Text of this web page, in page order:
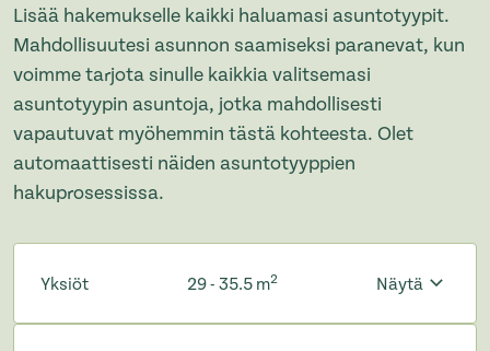
Lisää hakemukselle kaikki haluamasi asuntotyypit.
Mahdollisuutesi asunnon saamiseksi paranevat, kun
voimme tarjota sinulle kaikkia valitsemasi
asuntotyypin asuntoja, jotka mahdollisesti
vapautuvat myöhemmin tästä kohteesta. Olet
automaattisesti näiden asuntotyyppien
hakuprosessissa.
Yksiöt 29 - 35.5 m2 Näytä